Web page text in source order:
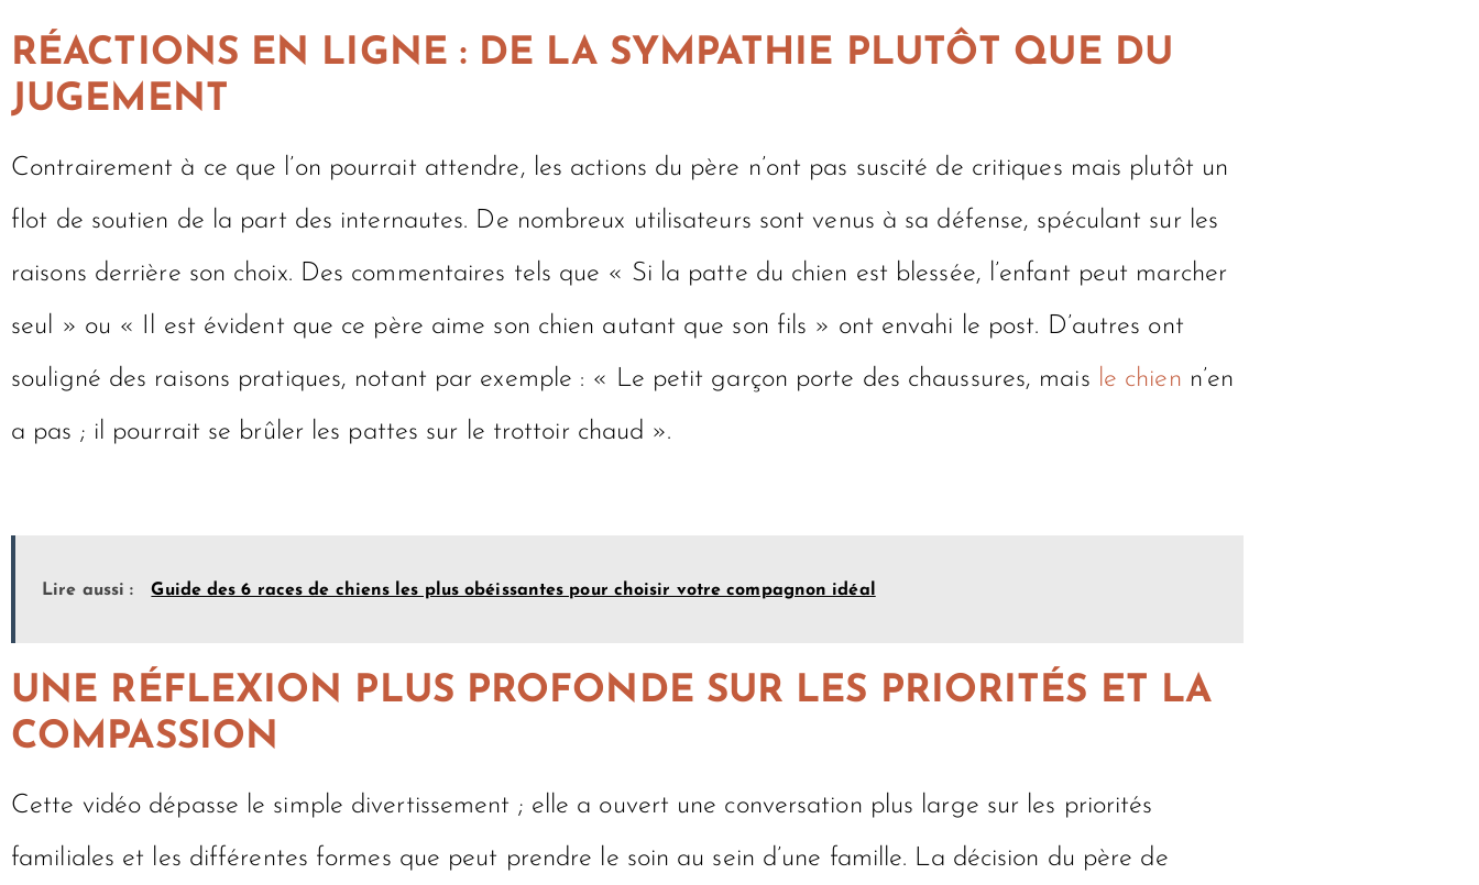
RÉACTIONS EN LIGNE : DE LA SYMPATHIE PLUTÔT QUE DU
JUGEMENT
Contrairement à ce que l’on pourrait attendre, les actions du père n’ont pas suscité de critiques mais plutôt un
flot de soutien de la part des internautes. De nombreux utilisateurs sont venus à sa défense, spéculant sur les
raisons derrière son choix. Des commentaires tels que « Si la patte du chien est blessée, l’enfant peut marcher
seul » ou « Il est évident que ce père aime son chien autant que son fils » ont envahi le post. D’autres ont
souligné des raisons pratiques, notant par exemple : « Le petit garçon porte des chaussures, mais le chien n’en
a pas ; il pourrait se brûler les pattes sur le trottoir chaud ».
Lire aussi : Guide des 6 races de chiens les plus obéissantes pour choisir votre compagnon idéal
UNE RÉFLEXION PLUS PROFONDE SUR LES PRIORITÉS ET LA
COMPASSION
Cette vidéo dépasse le simple divertissement ; elle a ouvert une conversation plus large sur les priorités
familiales et les différentes formes que peut prendre le soin au sein d’une famille. La décision du père de